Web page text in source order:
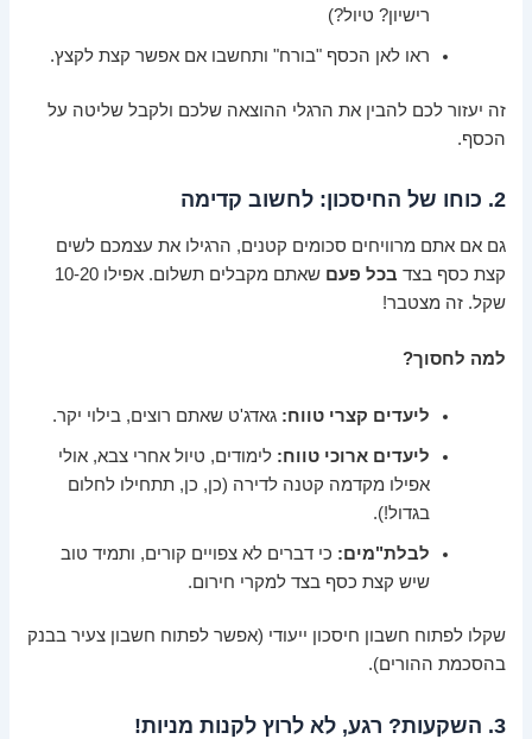
רישיון? טיול?)
ראו לאן הכסף "בורח" ותחשבו אם אפשר קצת לקצץ.
זה יעזור לכם להבין את הרגלי ההוצאה שלכם ולקבל שליטה על
הכסף.
2. כוחו של החיסכון: לחשוב קדימה
גם אם אתם מרוויחים סכומים קטנים, הרגילו את עצמכם לשים
קצת כסף בצד בכל פעם
שאתם מקבלים תשלום. אפילו 10-20
שקל. זה מצטבר!
למה לחסוך?
ליעדים קצרי טווח: גאדג'ט שאתם רוצים, בילוי יקר.
ליעדים ארוכי טווח: לימודים, טיול אחרי צבא, אולי
אפילו מקדמה קטנה לדירה (כן, כן, תתחילו לחלום
בגדול!).
לבלת"מים: כי דברים לא צפויים קורים, ותמיד טוב
שיש קצת כסף בצד למקרי חירום.
שקלו לפתוח חשבון חיסכון ייעודי (אפשר לפתוח חשבון צעיר בבנק
בהסכמת ההורים).
3. השקעות? רגע, לא לרוץ לקנות מניות!